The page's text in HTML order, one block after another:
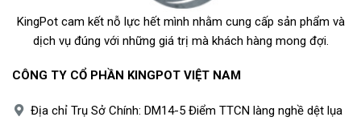
KingPot cam kết nỗ lực hết mình nhằm cung cấp sản phẩm và
dịch vụ đúng với những giá trị mà khách hàng mong đợi.
CÔNG TY CỔ PHẦN KINGPOT VIỆT NAM
Địa chỉ Trụ Sở Chính: DM14-5 Điểm TTCN làng nghề dệt lụa